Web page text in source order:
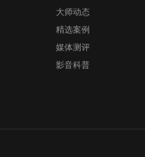
大师动态
精选案例
媒体测评
影音科普